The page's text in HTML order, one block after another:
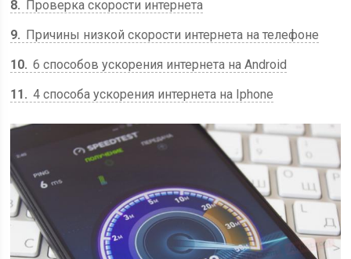
8
Проверка скорости интернета
9
Причины низкой скорости интернета на телефоне
10 6 способов ускорения интернета на Android
11
4 способа ускорения интернета на Iphone